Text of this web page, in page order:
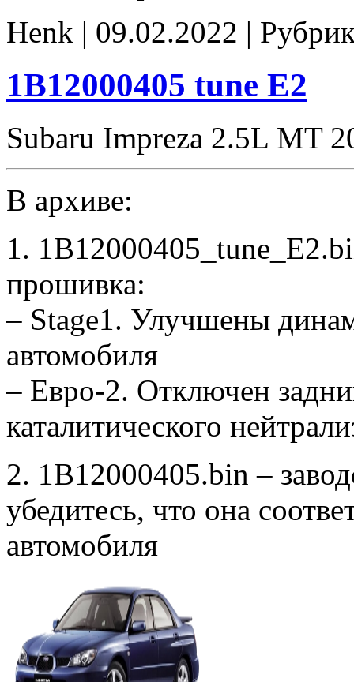
Henk | 09.02.2022 |
1B12000405 tune E2
Subaru Impreza 2.5L MT
В архиве:
1.
прошивка:
– Stage1. Улучшены
автомобиля
– Евро-2. Отключен
каталитического
2. 1B12000405.bin –
убедитесь, что она
автомобиля